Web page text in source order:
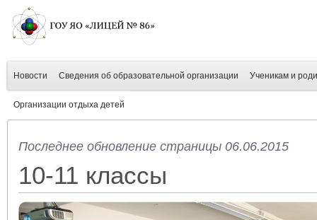
Новости Сведения об образовательной организации Ученикам и
Организации отдыха детей
Последнее обновление страницы 06.06.2015
10-11 классы